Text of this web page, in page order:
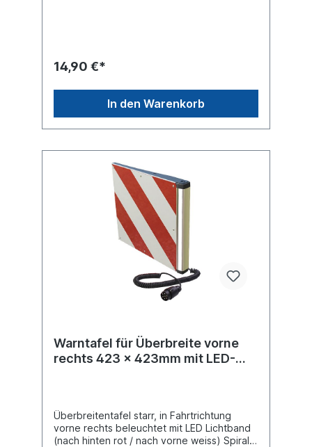
14,90 €*
In den Warenkorb
Warntafel für Überbreite vorne
rechts 423 x 423mm mit LED-
Überbreitentafel starr, in Fahrtrichtung
vorne rechts beleuchtet mit LED Lichtband
(nach hinten rot / nach vorne weiss) Spiral-